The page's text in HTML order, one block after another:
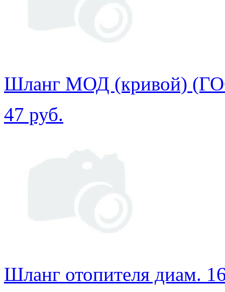
Шланг МОД (кривой)
47 руб.
Шланг отопителя диам.